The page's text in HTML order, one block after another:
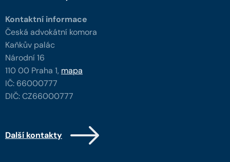
Kontaktní informace
Česká advokátní komora
Kaňkův palác
Národní 16
110 00 Praha 1, mapa
IČ: 66000777
DIČ: CZ66000777
Další kontakty